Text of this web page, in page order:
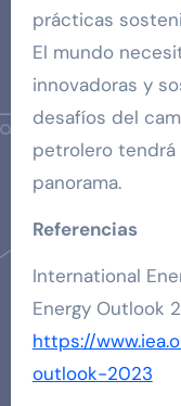
prácticas
El mundo
innovadoras y
desafíos del
petrolero
panorama.
Referencias
International
Energy Outlook
https://
outlook-2023